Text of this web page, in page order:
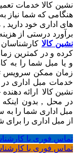
نشین کالا خدمات
هنگامی که شما نیاز
های اداری خود دارید ,
برآورد درستی از
نشین کالا کارشناسان
کرده و در کمترین
و یا مبل شما را به
زمان ممکن سرویس
خدمات مبل اداری در
نشین کالا ارائه
در محل , بدون
مبل اداری شما را
از مبل اداری را
تماس فوری با
تماس فوری با